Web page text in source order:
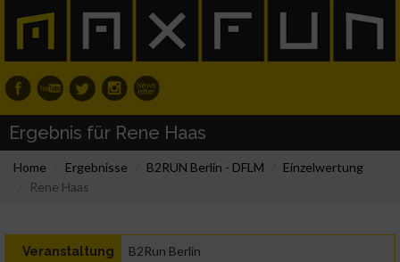
Ergebnis für Rene Haas
Home Ergebnisse B2RUN Berlin - DFLM
Einzelwertung
Rene Haas
Veranstaltung B2Run Berlin